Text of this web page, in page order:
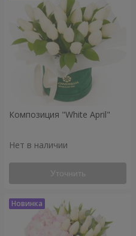
Композиция "White April"
Нет в наличии
Уточнить